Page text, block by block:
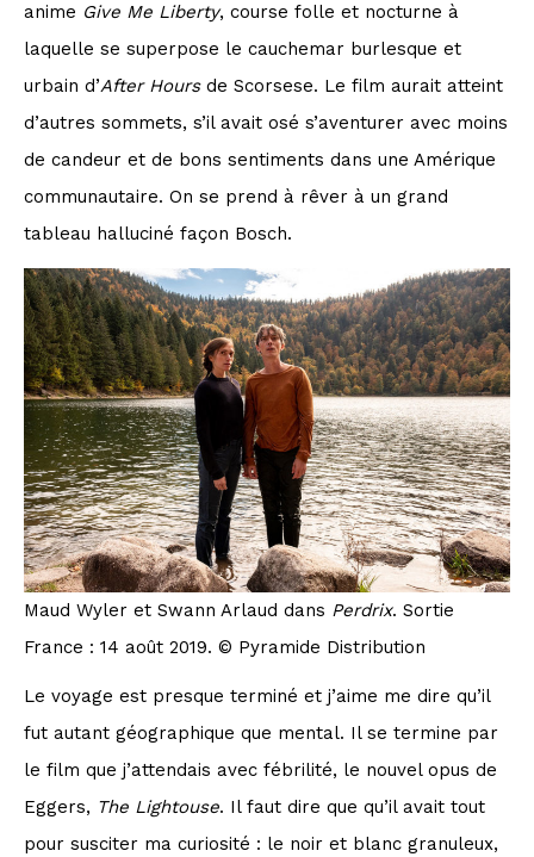
anime Give Me Liberty, course folle et nocturne à
laquelle se superpose le cauchemar burlesque et
urbain d’After Hoursde Scorsese. Le film aurait atteint
d’autres sommets, s’il avait osé s’aventurer avec moins
de candeur et de bons sentiments dans une Amérique
communautaire. On se prend à rêver à un grand
tableau halluciné façon Bosch.
Maud Wyler et Swann Arlaud dans Perdrix. Sortie
France : 14 août 2019. © Pyramide Distribution
Le voyage est presque terminé et j’aime me dire qu’il
fut autant géographique que mental. Il se termine par
le film que j’attendais avec fébrilité, le nouvel opus de
Eggers, The Lightouse. Il faut dire que qu’il avait tout
pour susciter ma curiosité : le noir et blanc granuleux,